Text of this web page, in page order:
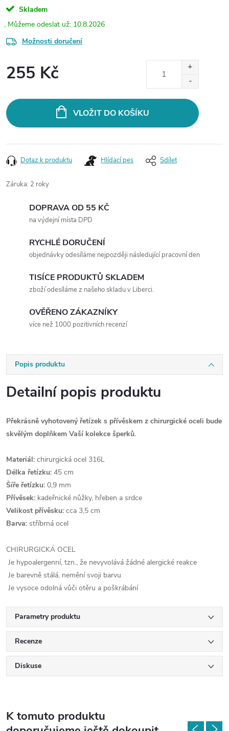
Skladem
10.8.2026
Možnosti doručení
255 Kč
VLOŽIT DO KOŠÍKU
Dotaz k produktu Hlídací pes Sdílet
Záruka: 2 roky
DOPRAVA OD 55 KČ
na výdejní místa DPD
RYCHLÉ DORUČENÍ
objednávky odesíláme nejpozději následující pracovní den
TISÍCE PRODUKTŮ SKLADEM
zboží odesíláme z našeho skladu v Liberci.
OVĚŘENO ZÁKAZNÍKY
více než 1000 pozitivních recenzí
Popis produktu
Detailní popis produktu
Překrásně vyhotovený řetízek s přívěskem z chirurgické oceli bude
skvělým doplňkem Vaší kolekce šperků.
Materiál: chirurgická ocel 316L
Délka řetízku: 45 cm
Šíře řetízku: 0,9 mm
Přívěsek: kadeřnické nůžky, hřeben a srdce
Velikost přívěsku: cca 3,5 cm
Barva: stříbrná ocel
CHIRURGICKÁ OCEL
Je hypoalergenní, tzn., že nevyvolává žádné alergické reakce
Je barevně stálá, nemění svoji barvu
Je vysoce odolná vůči otěru a poškrábání
Parametry produktu
Recenze
Diskuse
K tomuto produktu